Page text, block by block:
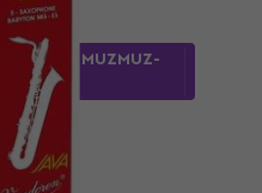
kóddal MUZMUZ-